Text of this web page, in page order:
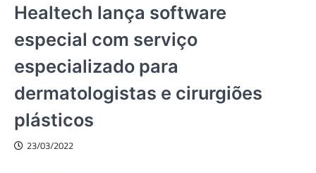
Healtech lança software
especial com serviço
especializado para
dermatologistas e cirurgiões
plásticos
23/03/2022